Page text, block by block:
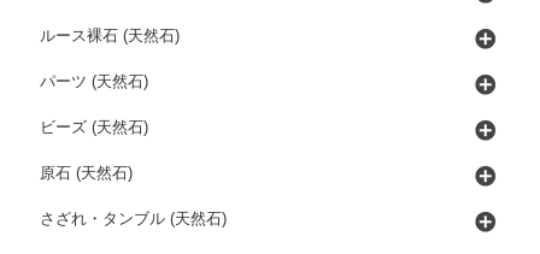
ルース裸石 (天然石)
パーツ (天然石)
ビーズ (天然石)
原石 (天然石)
さざれ・タンブル (天然石)